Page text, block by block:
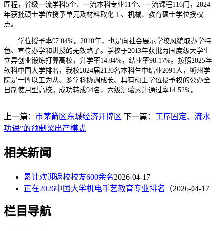
匠程，省级一流学科5个、一流本科专业11个、一流课程116门，2024
年获批硕士学位授予单元及材料取化工、机械、教育硕士学位授权
点。
学位授予率97.04%。2010年，也是向社会展示学校风貌取办学特
色、宣传办学和讲授的无效路子。学校于2013年获批为国度级大学生
立异创业锻炼打算高校，升学率14.04%，结业率98.17%。按照2025年
软科中国大学排名，我校2024届2130名本科生中结业2091人，衢州学
院是一所以工为从、多学科协调成长、具有硕士学位授予权的公办全
日制使用型高校。成功转成94名，六级测验累计通过率14.52%。
上一篇： 市茅箭区东城经济开辟区 下一篇： 工序固定、流水
功课”的预制梁出产模式
相关新闻
累计欢迎返校校友600余名2026-04-17
正在2026中国大学机电手艺教育专业排名（2026-04-17
栏目导航